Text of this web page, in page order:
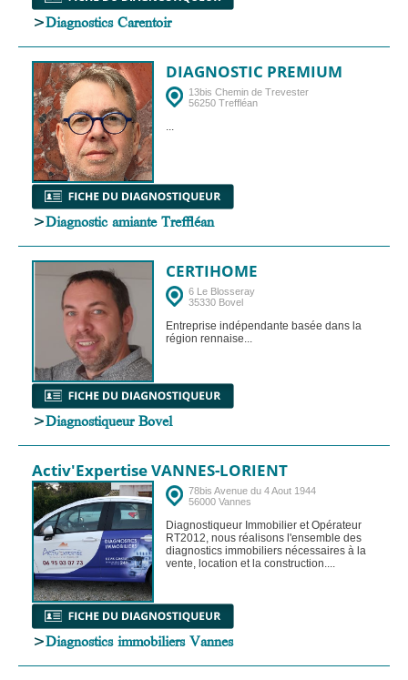
>Diagnostics Carentoir
DIAGNOSTIC PREMIUM
13bis Chemin de Trevester
56250 Treffléan
...
>Diagnostic amiante Treffléan
CERTIHOME
6 Le Blosseray
35330 Bovel
Entreprise indépendante basée dans la
région rennaise...
>Diagnostiqueur Bovel
Activ'Expertise VANNES-LORIENT
78bis Avenue du 4 Aout 1944
56000 Vannes
Diagnostiqueur Immobilier et Opérateur
RT2012, nous réalisons l'ensemble des
diagnostics immobiliers nécessaires à la
vente, location et la construction....
>Diagnostics immobiliers Vannes